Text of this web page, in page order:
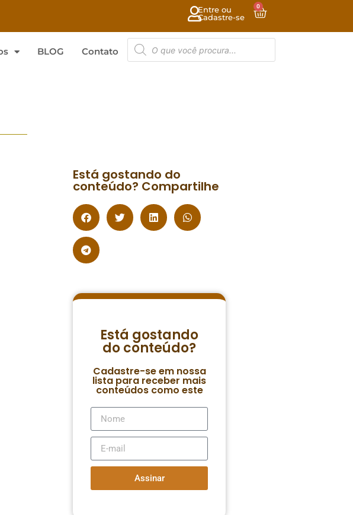
Entre ou
Cadastre-se
0
BLOG Contato
Está gostando do
conteúdo? Compartilhe
Está gostando
do conteúdo?
Cadastre-se em nossa
lista para receber mais
conteúdos como este
Assinar